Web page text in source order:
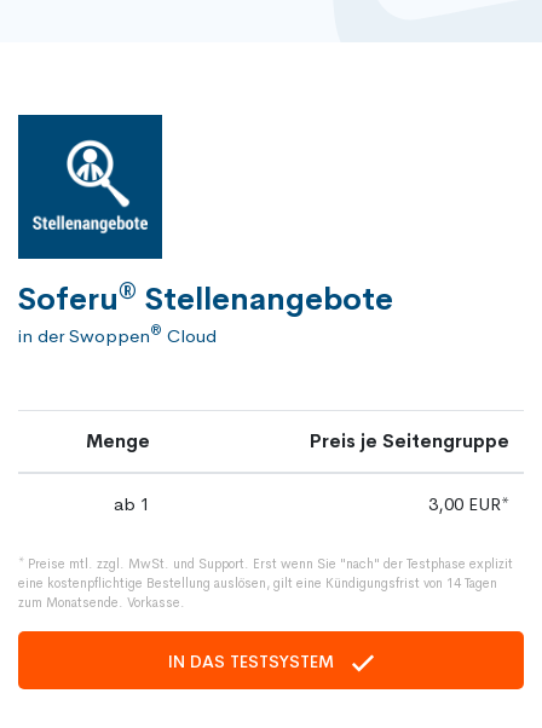
Soferu® Stellenangebote
in der Swoppen® Cloud
Menge Preis je Seitengruppe
ab 1 3,00 EUR*
* Preise mtl. zzgl. MwSt. und Support. Erst wenn Sie "nach" der Testphase explizit
eine kostenpflichtige Bestellung auslösen, gilt eine Kündigungsfrist von 14 Tagen
zum Monatsende. Vorkasse.
IN DAS TESTSYSTEM